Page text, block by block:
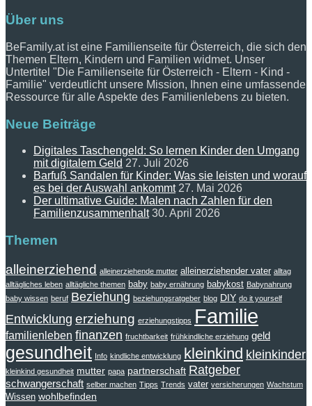
Über uns
BeFamily.at ist eine Familienseite für Österreich, die sich den
Themen Eltern, Kindern und Familien widmet. Unser
Untertitel "Die Familienseite für Österreich - Eltern - Kind -
Familie" verdeutlicht unsere Mission, Ihnen eine umfassende
Ressource für alle Aspekte des Familienlebens zu bieten.
Neue Beiträge
Digitales Taschengeld: So lernen Kinder den Umgang
mit digitalem Geld 27. Juli 2026
Barfuß Sandalen für Kinder: Was sie leisten und worauf
es bei der Auswahl ankommt 27. Mai 2026
Der ultimative Guide: Malen nach Zahlen für den
Familienzusammenhalt 30. April 2026
Themen
alleinerziehend alleinerziehende mutter alleinerziehender vater alltag
alltägliches leben alltägliche themen baby baby ernährung babykost Babynahrung
baby wissen beruf Beziehung beziehungsratgeber blog DIY do it yourself
Entwicklung erziehung erziehungstipps Familie
familienleben finanzen fruchtbarkeit frühkindliche erziehung geld
gesundheit Info kindliche entwicklung kleinkind kleinkinder
kleinkind gesundheit mutter papa partnerschaft Ratgeber
schwangerschaft selber machen Tipps Trends vater versicherungen Wachstum
Wissen wohlbefinden